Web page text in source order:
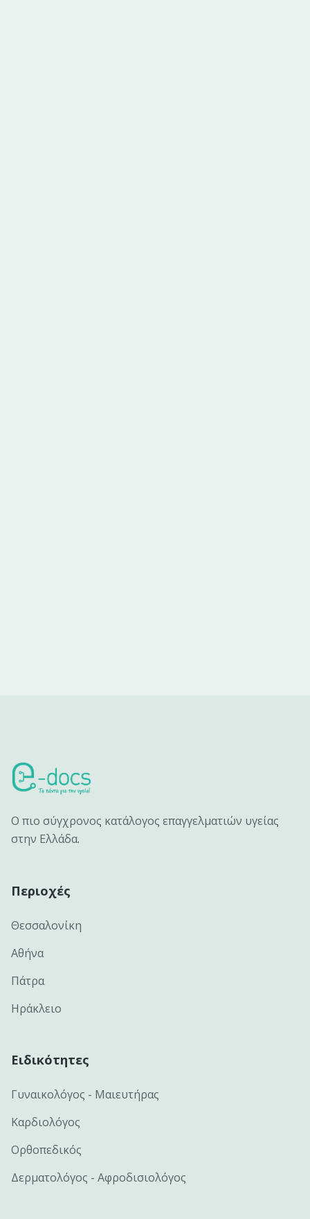
Ο πιο σύγχρονος κατάλογος επαγγελματιών υγείας
στην Ελλάδα.
Περιοχές
Θεσσαλονίκη
Αθήνα
Πάτρα
Ηράκλειο
Ειδικότητες
Γυναικολόγος - Μαιευτήρας
Καρδιολόγος
Ορθοπεδικός
Δερματολόγος - Αφροδισιολόγος